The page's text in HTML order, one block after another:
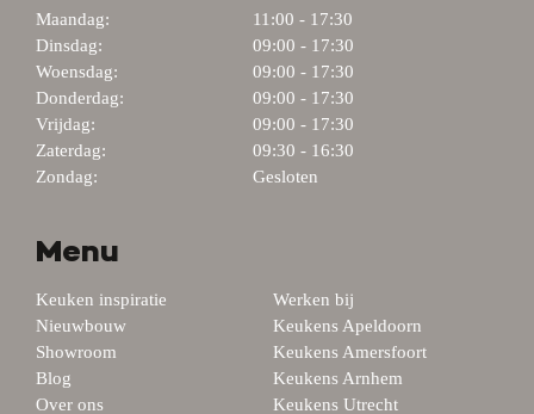
Maandag:
11:00 - 17:30
Dinsdag:
09:00 - 17:30
Woensdag:
09:00 - 17:30
Donderdag:
09:00 - 17:30
Vrijdag:
09:00 - 17:30
Zaterdag:
09:30 - 16:30
Zondag:
Gesloten
Menu
Keuken inspiratie
Nieuwbouw
Showroom
Blog
Over ons
Werken bij
Keukens Apeldoorn
Keukens Amersfoort
Keukens Arnhem
Keukens Utrecht